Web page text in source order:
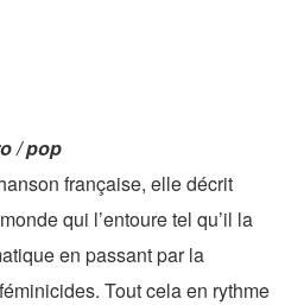
/ pop
française, elle décrit
qui l’entoure tel qu’il la
en passant par la
Tout cela en rythme